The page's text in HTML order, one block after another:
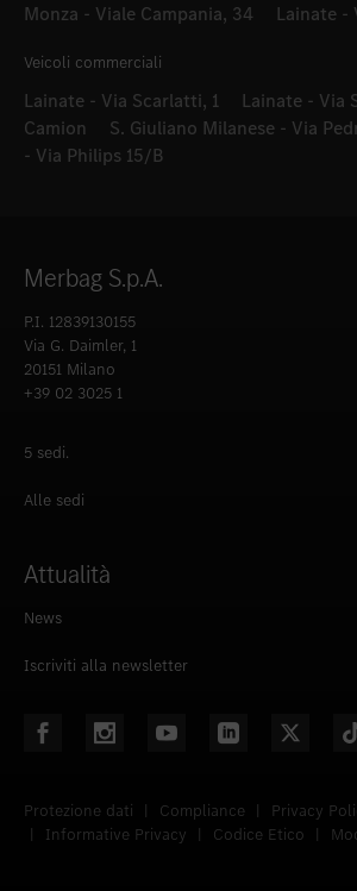
Monza - Viale Campania, 34
Lainate -
Veicoli commerciali
Lainate - Via Scarlatti, 1
Lainate - Via
Camion
S. Giuliano Milanese - Via
- Via Philips 15/B
Merbag S.p.A.
P.I. 12839130155
Via G. Daimler, 1
20151 Milano
+39 02 3025 1
5 sedi.
Alle sedi
Attualità
News
Iscriviti alla newsletter
Protezione dati | Compliance | Privacy
|
Informative Privacy | Codice Etico |